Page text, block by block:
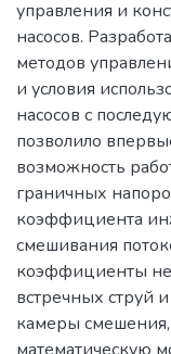
управления и
насосов.
методов
и условия
насосов с
позволило
возможность
граничных
коэффициента
смешивания
коэффициенты
встречных струй
камеры смешения,